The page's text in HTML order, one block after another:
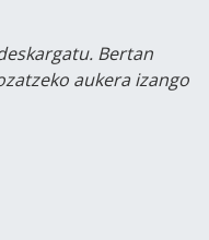
Bertan
aukera izango